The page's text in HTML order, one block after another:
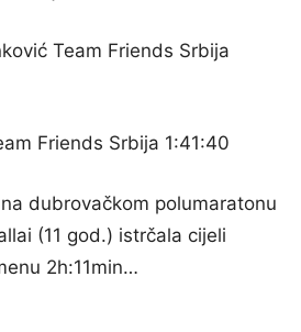
Team Friends Srbija
Friends Srbija 1:41:40
dubrovačkom polumaratonu
(11 god.) istrčala cijeli
2h:11min…